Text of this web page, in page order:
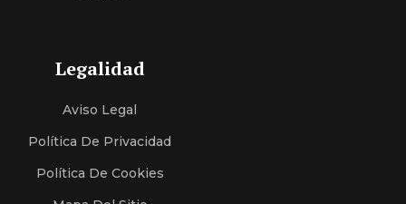
Legalidad
Aviso Legal
Política De Privacidad
Política De Cookies